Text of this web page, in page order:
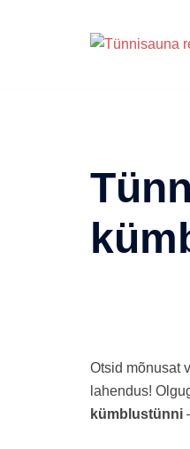
Otsid mõnusat
lahendus!
kümblustünni